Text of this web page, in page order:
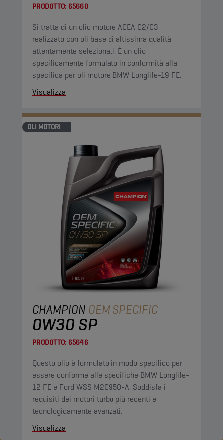
PRODOTTO: 65660
Si tratta di un olio motore ACEA C2/C3
realizzato con oli base di altissima qualità
attentamente selezionati. È un olio
specificamente formulato in conformità alla
specifica per oli motore BMW Longlife-19 FE.
Visualizza
OLI MOTORI
CHAMPION OEM SPECIFIC
0W30 SP
PRODOTTO: 65646
Questo olio è formulato in modo specifico per
essere conforme alle specifiche BMW Longlife-
12 FE e Ford WSS M2C950-A. Soddisfa i
requisiti dei motori turbo più recenti e
tecnologicamente avanzati.
Visualizza